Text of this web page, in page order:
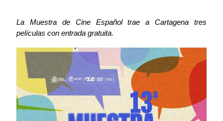
La Muestra de Cine Español trae a Cartagena tres
películas con entrada gratuita.